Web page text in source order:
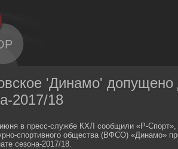
'Динамо'
2017/18
в пресс-службе КХЛ сообщили «Р-Спорт»,
спортивного общества (ВФСО) «Динамо»
сезона-2017/18.